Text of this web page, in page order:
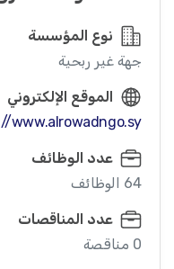
نوع المؤسسة
جهة غير ربحية
الموقع الإلكتروني
www.alrowadngo.sy/
عدد الوظائف
64 الوظائف
عدد المناقصات
0 مناقصة